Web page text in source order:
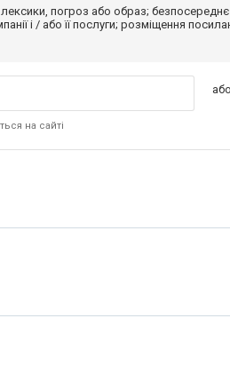
погроз або образ;
і / або її послуги; розміщення
на сайті
або